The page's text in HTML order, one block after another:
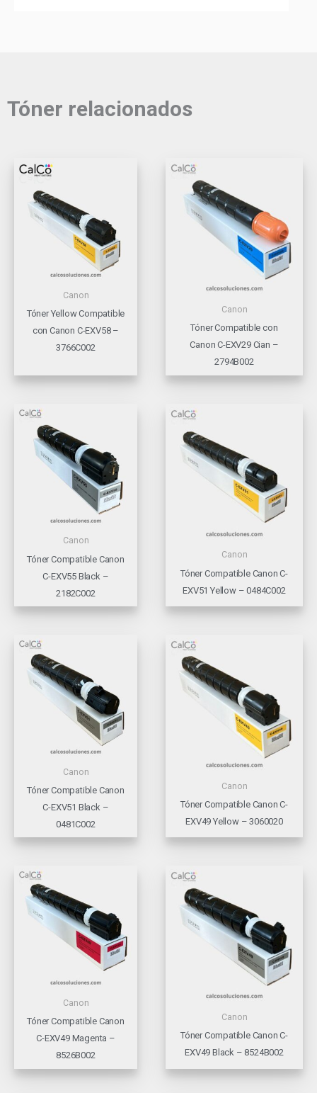
Tóner relacionados
Canon
Tóner Yellow Compatible
con Canon C-EXV58 –
3766C002
Canon
Tóner Compatible con
Canon C-EXV29 Cian –
2794B002
Canon
Tóner Compatible Canon
C-EXV55 Black –
2182C002
Canon
Tóner Compatible Canon C-
EXV51 Yellow – 0484C002
Canon
Tóner Compatible Canon
C-EXV51 Black –
0481C002
Canon
Tóner Compatible Canon C-
EXV49 Yellow – 3060020
Canon
Tóner Compatible Canon
C-EXV49 Magenta –
8526B002
Canon
Tóner Compatible Canon C-
EXV49 Black – 8524B002